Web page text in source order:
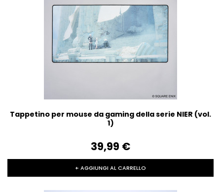
Tappetino per mouse da gaming della serie NIER (vol.
1)
39,99‎ ‎€
+ AGGIUNGI AL CARRELLO